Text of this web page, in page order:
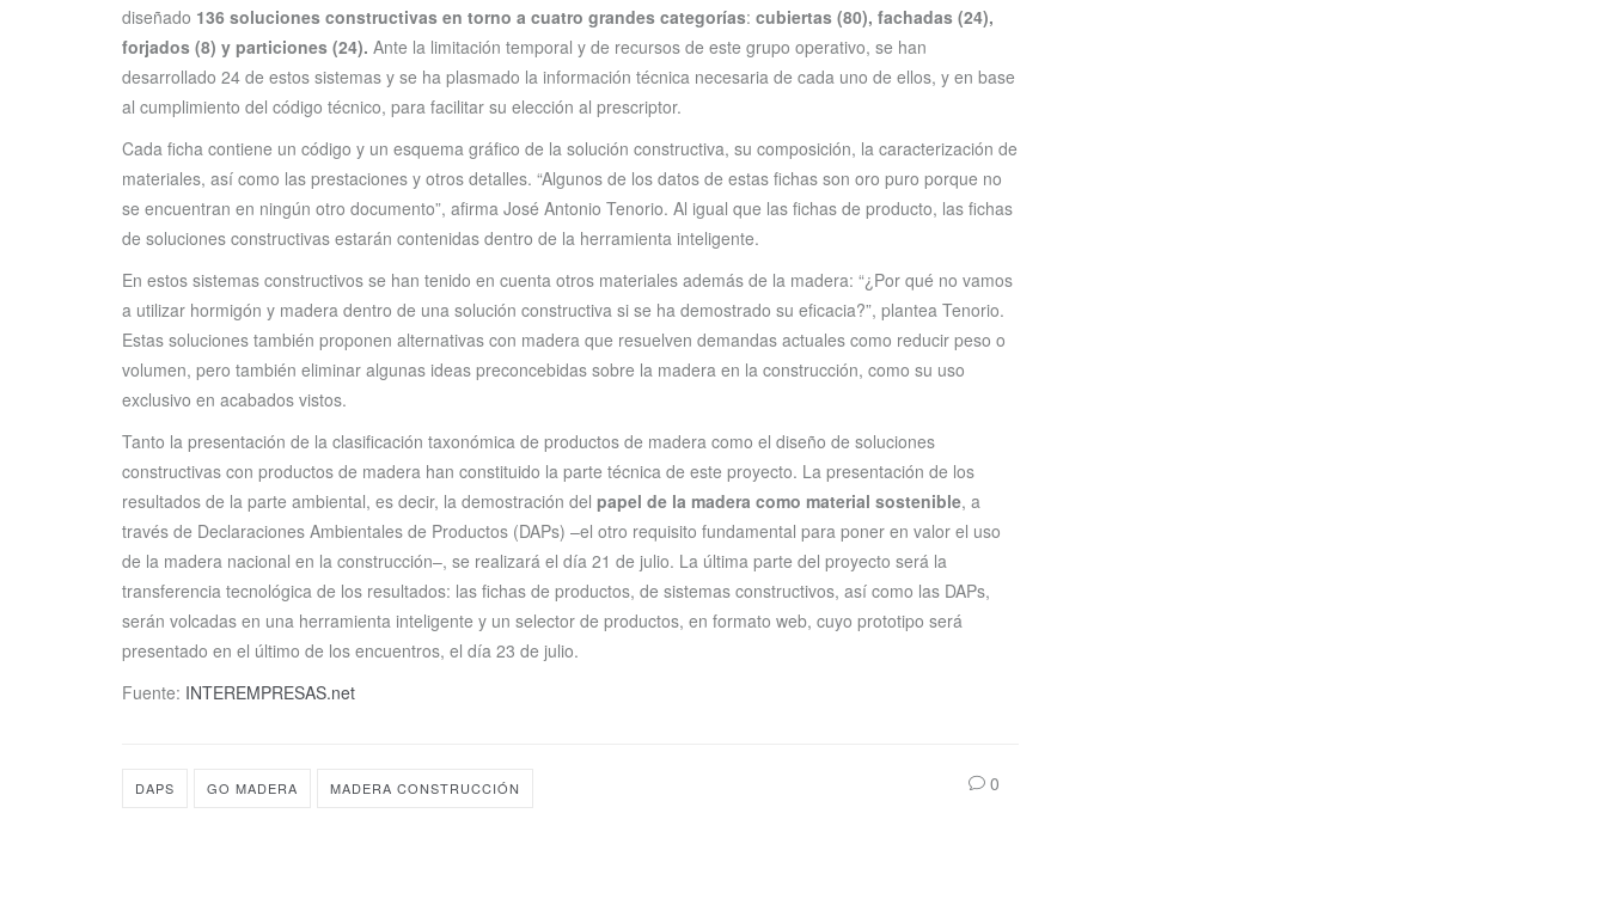
diseñado 136 soluciones constructivas en torno a cuatro grandes categorías: cubiertas (80), fachadas (24),
forjados (8) y particiones (24). Ante la limitación temporal y de recursos de este grupo operativo, se han
desarrollado 24 de estos sistemas y se ha plasmado la información técnica necesaria de cada uno de ellos, y en base
al cumplimiento del código técnico, para facilitar su elección al prescriptor.
Cada ficha contiene un código y un esquema gráfico de la solución constructiva, su composición, la caracterización de
materiales, así como las prestaciones y otros detalles. “Algunos de los datos de estas fichas son oro puro porque no
se encuentran en ningún otro documento”, afirma José Antonio Tenorio. Al igual que las fichas de producto, las fichas
de soluciones constructivas estarán contenidas dentro de la herramienta inteligente.
En estos sistemas constructivos se han tenido en cuenta otros materiales además de la madera: “¿Por qué no vamos
a utilizar hormigón y madera dentro de una solución constructiva si se ha demostrado su eficacia?”, plantea Tenorio.
Estas soluciones también proponen alternativas con madera que resuelven demandas actuales como reducir peso o
volumen, pero también eliminar algunas ideas preconcebidas sobre la madera en la construcción, como su uso
exclusivo en acabados vistos.
Tanto la presentación de la clasificación taxonómica de productos de madera como el diseño de soluciones
constructivas con productos de madera han constituido la parte técnica de este proyecto. La presentación de los
resultados de la parte ambiental, es decir, la demostración del papel de la madera como material sostenible, a
través de Declaraciones Ambientales de Productos (DAPs) –el otro requisito fundamental para poner en valor el uso
de la madera nacional en la construcción–, se realizará el día 21 de julio. La última parte del proyecto será la
transferencia tecnológica de los resultados: las fichas de productos, de sistemas constructivos, así como las DAPs,
serán volcadas en una herramienta inteligente y un selector de productos, en formato web, cuyo prototipo será
presentado en el último de los encuentros, el día 23 de julio.
Fuente: INTEREMPRESAS.net
DAPS GO MADERA MADERA CONSTRUCCIÓN 0